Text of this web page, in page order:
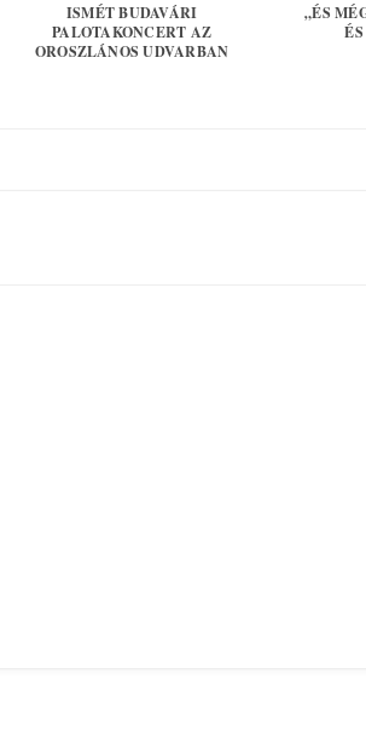
ISMÉT BUDAVÁRI
PALOTAKONCERT AZ
OROSZLÁNOS UDVARBAN
„ÉS